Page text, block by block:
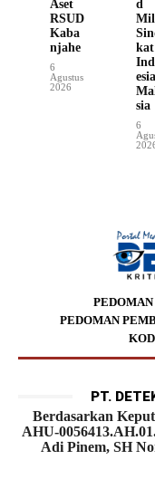
Aset
RSUD
Kaba
njahe
6
Agustus
2026
d
kat
sia
6
PEDOMAN
PT.
Berdasarkan
AHU-
Adi Pinem, SH